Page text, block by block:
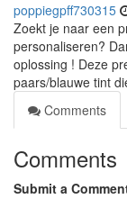
poppiegpff730315
Zoekt je naar een
personaliseren?
oplossing ! Deze
paars/blauwe tint
Comments
Comments
Submit a